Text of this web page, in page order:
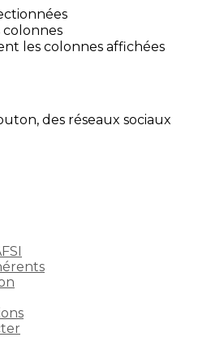
les colonnes affichées
des réseaux sociaux